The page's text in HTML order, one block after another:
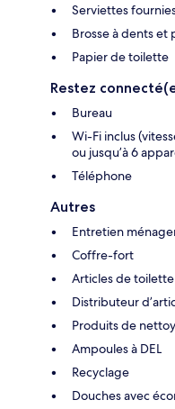
Serviettes
Brosse à dents
Papier de toilette
Restez
Bureau
Wi-Fi inclus
ou jusqu’à 6
Téléphone
Autres
Entretien
Coffre-fort
Articles de
Distributeur
Produits de
Ampoules à DEL
Recyclage
Douches avec